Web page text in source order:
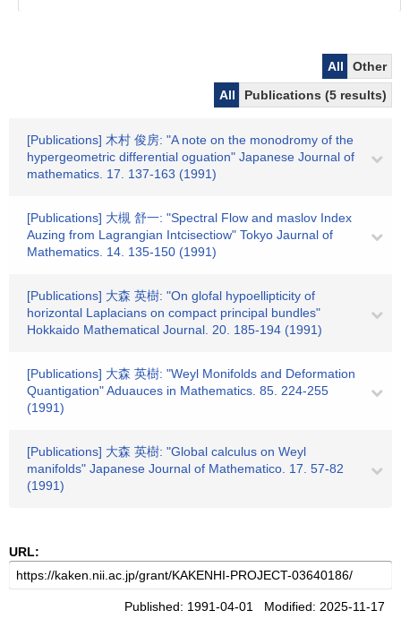
All
Other
All
Publications (5 results)
[Publications] 木村 俊房: "A note on the monodromy of the
hypergeometric differential oguation" Japanese Journal of
mathematics. 17. 137-163 (1991)
[Publications] 大槻 舒一: "Spectral Flow and maslov Index
Auzing from Lagrangian Intcisectiow" Tokyo Jaurnal of
Mathematics. 14. 135-150 (1991)
[Publications] 大森 英樹: "On glofal hypoellipticity of
horizontal Laplacians on compact principal bundles"
Hokkaido Mathematical Journal. 20. 185-194 (1991)
[Publications] 大森 英樹: "Weyl Monifolds and Deformation
Quantigation" Aduauces in Mathematics. 85. 224-255
(1991)
[Publications] 大森 英樹: "Global calculus on Weyl
manifolds" Japanese Journal of Mathematico. 17. 57-82
(1991)
URL:
Published: 1991-04-01 Modified: 2025-11-17